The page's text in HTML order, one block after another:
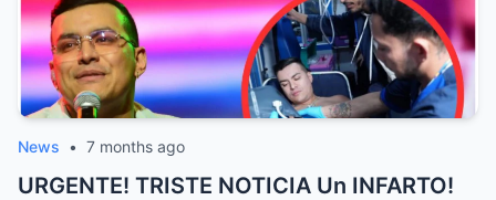
News • 7 months ago
URGENTE! TRISTE NOTICIA Un INFARTO!